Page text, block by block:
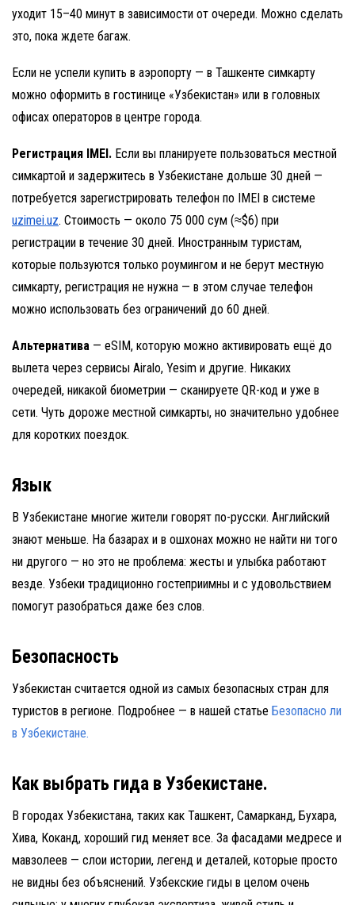
уходит 15–40 минут в зависимости от очереди. Можно сделать
это, пока ждете багаж.
Если не успели купить в аэропорту — в Ташкенте симкарту
можно оформить в гостинице «Узбекистан» или в головных
офисах операторов в центре города.
Регистрация IMEI. Если вы планируете пользоваться местной
симкартой и задержитесь в Узбекистане дольше 30 дней —
потребуется зарегистрировать телефон по IMEI в системе
uzimei.uz. Стоимость — около 75 000 сум (≈$6) при
регистрации в течение 30 дней. Иностранным туристам,
которые пользуются только роумингом и не берут местную
симкарту, регистрация не нужна — в этом случае телефон
можно использовать без ограничений до 60 дней.
Альтернатива — eSIM, которую можно активировать ещё до
вылета через сервисы Airalo, Yesim и другие. Никаких
очередей, никакой биометрии — сканируете QR-код и уже в
сети. Чуть дороже местной симкарты, но значительно удобнее
для коротких поездок.
Язык
В Узбекистане многие жители говорят по-русски. Английский
знают меньше. На базарах и в ошхонах можно не найти ни того
ни другого — но это не проблема: жесты и улыбка работают
везде. Узбеки традиционно гостеприимны и с удовольствием
помогут разобраться даже без слов.
Безопасность
Узбекистан считается одной из самых безопасных стран для
туристов в регионе. Подробнее — в нашей статье Безопасно ли
в Узбекистане.
Как выбрать гида в Узбекистане.
В городах Узбекистана, таких как Ташкент, Самарканд, Бухара,
Хива, Коканд, хороший гид меняет все. За фасадами медресе и
мавзолеев — слои истории, легенд и деталей, которые просто
не видны без объяснений. Узбекские гиды в целом очень